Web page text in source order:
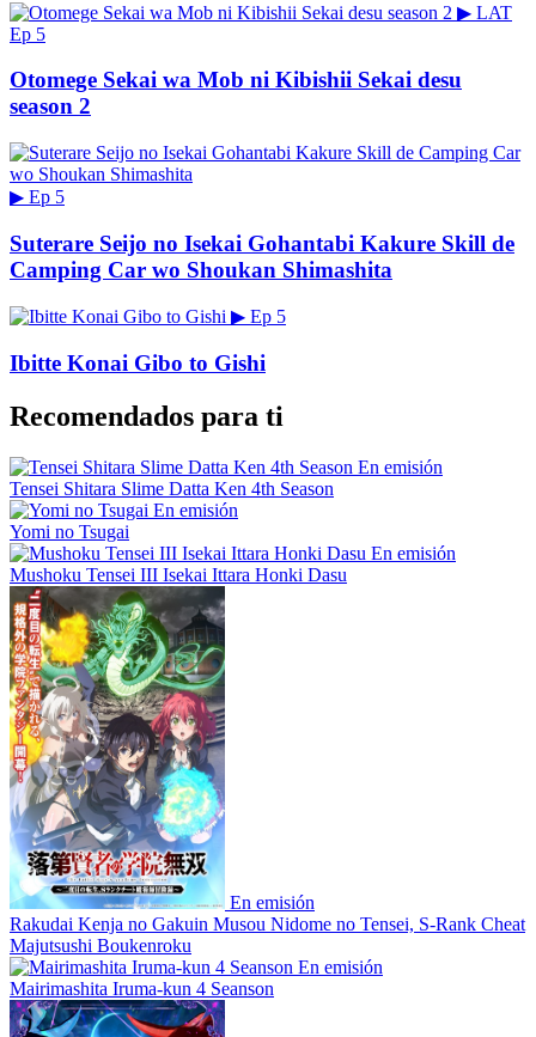
▶ LAT
Ep 5
Otomege Sekai wa Mob ni Kibishii Sekai desu
season 2
▶ Ep 5
Suterare Seijo no Isekai Gohantabi Kakure Skill de
Camping Car wo Shoukan Shimashita
▶ Ep 5
Ibitte Konai Gibo to Gishi
Recomendados para ti
En emisión
Tensei Shitara Slime Datta Ken 4th Season
En emisión
Yomi no Tsugai
En emisión
Mushoku Tensei III Isekai Ittara Honki Dasu
En emisión
Rakudai Kenja no Gakuin Musou Nidome no Tensei, S-Rank Cheat
Majutsushi Boukenroku
En emisión
Mairimashita Iruma-kun 4 Seanson